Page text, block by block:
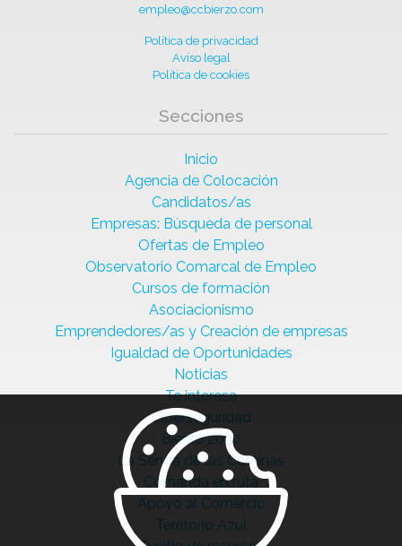
empleo@ccbierzo.com
Política de privacidad
Aviso legal
Política de cookies
Secciones
Inicio
Agencia de Colocación
Candidatos/as
Empresas: Búsqueda de personal
Ofertas de Empleo
Observatorio Comarcal de Empleo
Cursos de formación
Asociacionismo
Emprendedores/as y Creación de empresas
Igualdad de Oportunidades
Noticias
Te interesa
Ciberseguridad
Bierzo 2030
La Senda de las Cantinas
Comanda en ruta
Apoyo al Comercio
Territorio Azul